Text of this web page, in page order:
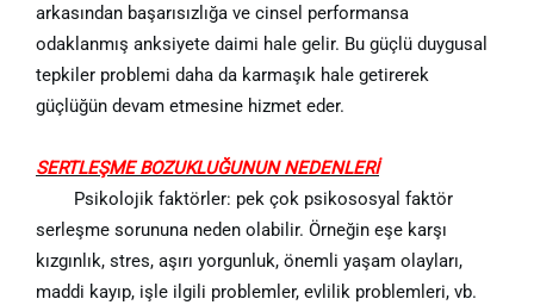
arkasından başarısızlığa ve cinsel performansa
odaklanmış anksiyete daimi hale gelir. Bu güçlü duygusal
tepkiler problemi daha da karmaşık hale getirerek
güçlüğün devam etmesine hizmet eder.
SERTLEŞME BOZUKLUĞUNUN NEDENLERİ
Psikolojik faktörler: pek çok psikososyal faktör
serleşme sorununa neden olabilir. Örneğin eşe karşı
kızgınlık, stres, aşırı yorgunluk, önemli yaşam olayları,
maddi kayıp, işle ilgili problemler, evlilik problemleri, vb.